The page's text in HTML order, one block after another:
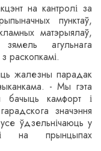
на кантролі за
пунктаў,
матэрыялаў,
агульнага
раскопкамі.
жалезны парадак
- Мы гэта
бачыць камфорт і
значэння
ўдзельнічаюць у
на прынцыпах